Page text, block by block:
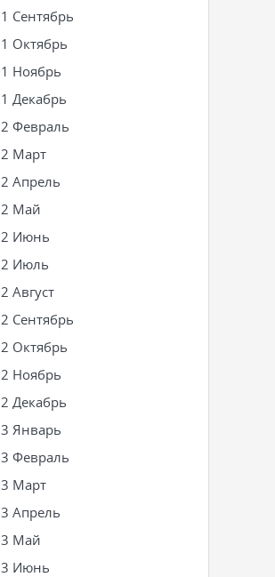
Сентябрь
Октябрь
Ноябрь
Декабрь
Февраль
Март
Апрель
Май
Июнь
Июль
Август
Сентябрь
Октябрь
Ноябрь
Декабрь
Январь
Февраль
Март
Апрель
Май
Июнь